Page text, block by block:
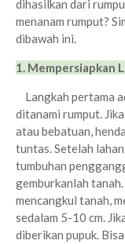
dihasilkan dari
menanam rumput?
dibawah ini.
1. Mempersiapkan
Langkah pertama
ditanami rumput.
atau bebatuan,
tuntas. Setelah
tumbuhan
gemburkanlah
mencangkul tanah,
sedalam 5-10 cm.
diberikan pupuk.